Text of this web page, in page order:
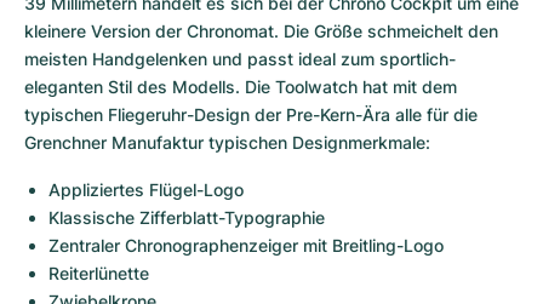
kleinere Version der Chronomat. Die Größe schmeichelt den
meisten Handgelenken und passt ideal zum sportlich-
eleganten Stil des Modells. Die Toolwatch hat mit dem
typischen Fliegeruhr-Design der Pre-Kern-Ära alle für die
Grenchner Manufaktur typischen Designmerkmale:
Appliziertes Flügel-Logo
Klassische Zifferblatt-Typographie
Zentraler Chronographenzeiger mit Breitling-Logo
Reiterlünette